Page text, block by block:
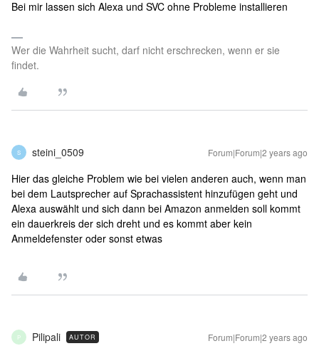
Bei mir lassen sich Alexa und SVC ohne Probleme installieren
Wer die Wahrheit sucht, darf nicht erschrecken, wenn er sie
findet.
S steini_0509 Forum|Forum|2 years ago
Hier das gleiche Problem wie bei vielen anderen auch, wenn man
bei dem Lautsprecher auf Sprachassistent hinzufügen geht und
Alexa auswählt und sich dann bei Amazon anmelden soll kommt
ein dauerkreis der sich dreht und es kommt aber kein
Anmeldefenster oder sonst etwas
P Pilipali AUTOR Forum|Forum|2 years ago